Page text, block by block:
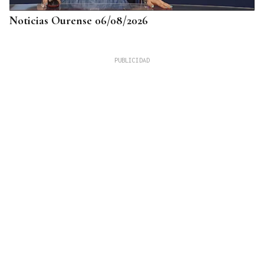
Noticias Ourense 06/08/2026